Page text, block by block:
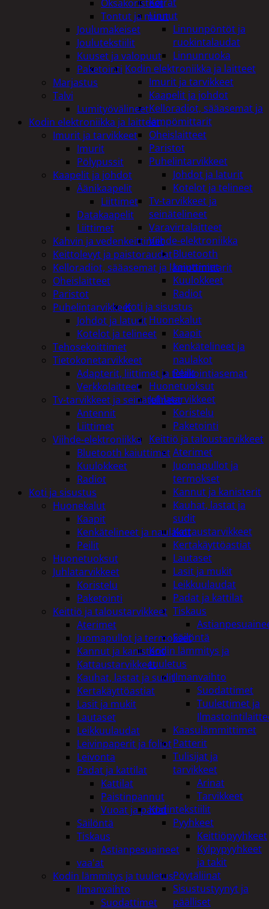
Linnut
Linnunpöntöt ja
ruokintalaudat
Linnunruoka
Kodin elektroniikka ja laitteet
Imurit ja tarvikkeet
Kaapelit ja johdot
Kelloradiot, sääasemat ja
lämpömittarit
Oheislaitteet
Paristot
Puhelintarvikkeet
Johdot ja laturit
Kotelot ja telineet
Tv-tarvikkeet ja
seinätelineet
Varavirtalaitteet
Viihde-elektroniikka
Bluetooth
kaiuttimet
Kuulokkeet
Radiot
Koti ja sisustus
Huonekalut
Kaapit
Kenkätelineet ja
naulakot
Peilit
Huonetuoksut
Juhlatarvikkeet
Koristelu
Paketointi
Keittiö ja taloustarvikkeet
Aterimet
Juomapullot ja
termokset
Kannut ja kanisterit
Kauhat, lastat ja
sudit
Kattaustarvikkeet
Kertakäyttöastiat
Lautaset
Lasit ja mukit
Leikkuulaudat
Padat ja kattilat
Tiskaus
Säilöntä
Kodin lämmitys ja
tuuletus
Ilmanvaihto
Suodattimet
Tuulettimet ja
Kaasulämmittimet
Patterit
Tulisijat ja
tarvikkeet
Arinat
Tarvikkeet
Kodintekstiilit
Pyyhkeet
Keittiöpyyhkeet
Kylpypyyhkeet
ja takit
Pöytäliinat
Sisustustyynyt ja
päälliset
Oksakoristeet
Tontut ja muut
Joulumakeiset
Joulutekstiilit
Kuuset ja valopuut
Paketointi
Marjastus
Talvi
Lumityövälineet
Kodin elektroniikka ja laitteet
Imurit ja tarvikkeet
Imurit
Pölypussit
Kaapelit ja johdot
Äänikaapelit
Liittimet
Datakaapelit
Liittimet
Kahvin ja vedenkeittimet
Keittolevyt ja paistoraudat
Kelloradiot, sääasemat ja lämpömittarit
Oheislaitteet
Paristot
Puhelintarvikkeet
Johdot ja laturit
Kotelot ja telineet
Tehosekoittimet
Tietokonetarvikkeet
Adapterit, liittimet ja telakointiasemat
Verkkolaitteet
Tv-tarvikkeet ja seinätelineet
Antennit
Liittimet
Viihde-elektroniikka
Bluetooth kaiuttimet
Kuulokkeet
Radiot
Koti ja sisustus
Huonekalut
Kaapit
Kenkätelineet ja naulakot
Peilit
Huonetuoksut
Juhlatarvikkeet
Koristelu
Paketointi
Keittiö ja taloustarvikkeet
Aterimet
Juomapullot ja termokset
Kannut ja kanisterit
Kattaustarvikkeet
Kauhat, lastat ja sudit
Kertakäyttöastiat
Lasit ja mukit
Lautaset
Leikkuulaudat
Leivinpaperit ja foliot
Leivonta
Padat ja kattilat
Kattilat
Paistinpannut
Vuoat ja padat
Säilöntä
Tiskaus
Astianpesuaineet
vaa'at
Kodin lämmitys ja tuuletus
Ilmanvaihto
Suodattimet